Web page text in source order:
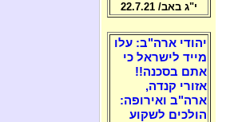
י"ג באב/ 22.7.21
יהודי ארה"ב: עלו
מייד לישראל כי
אתם בסכנה!!
אזורי קנדה,
ארה"ב ואירופה:
הולכים לשקוע